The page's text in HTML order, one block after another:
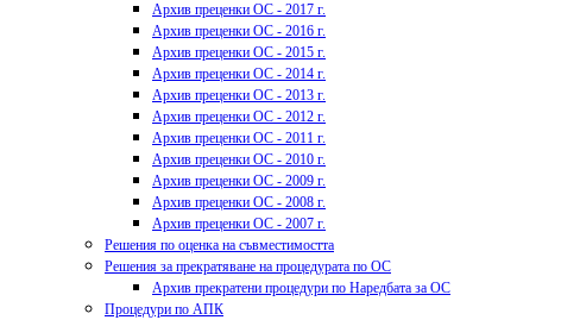
Архив преценки ОС - 2017 г.
Архив преценки ОС - 2016 г.
Архив преценки ОС - 2015 г.
Архив преценки ОС - 2014 г.
Архив преценки ОС - 2013 г.
Архив преценки ОС - 2012 г.
Архив преценки ОС - 2011 г.
Архив преценки ОС - 2010 г.
Архив преценки ОС - 2009 г.
Архив преценки ОС - 2008 г.
Архив преценки ОС - 2007 г.
Решения по оценка на съвместимостта
Решения за прекратяване на процедурата по ОС
Архив прекратени процедури по Наредбата за ОС
Процедури по АПК